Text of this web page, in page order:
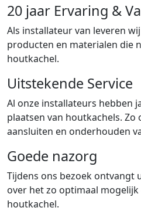
20 jaar Ervaring &
Als installateur van leveren
producten en materialen die
houtkachel.
Uitstekende Service
Al onze installateurs hebben
plaatsen van houtkachels. Zo
aansluiten en onderhouden
Goede nazorg
Tijdens ons bezoek ontvangt
over het zo optimaal
houtkachel.